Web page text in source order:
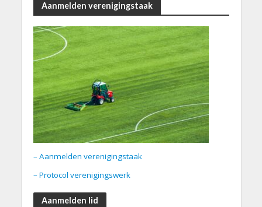
Aanmelden verenigingstaak
– Aanmelden verenigingstaak
– Protocol verenigingswerk
Aanmelden lid